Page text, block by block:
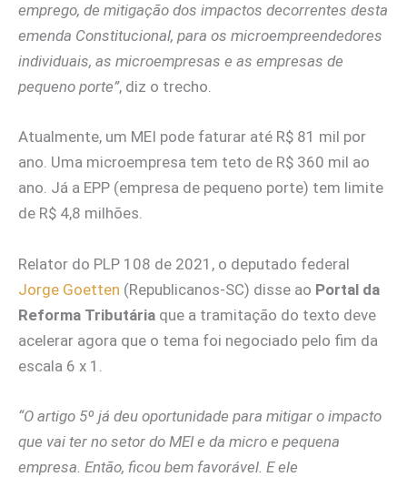
emprego, de mitigação dos impactos decorrentes desta
emenda Constitucional, para os microempreendedores
individuais, as microempresas e as empresas de
pequeno porte”, diz o trecho.
Atualmente, um MEI pode faturar até R$ 81 mil por
ano. Uma microempresa tem teto de R$ 360 mil ao
ano. Já a EPP (empresa de pequeno porte) tem limite
de R$ 4,8 milhões.
Relator do PLP 108 de 2021, o deputado federal
Jorge Goetten (Republicanos-SC) disse ao Portal da
Reforma Tributária que a tramitação do texto deve
acelerar agora que o tema foi negociado pelo fim da
escala 6 x 1.
“O artigo 5º já deu oportunidade para mitigar o impacto
que vai ter no setor do MEI e da micro e pequena
empresa. Então, ficou bem favorável. E ele